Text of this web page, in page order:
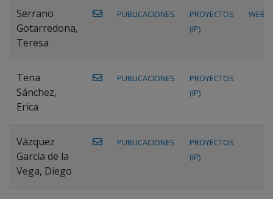
Serrano
Gotarredona,
Teresa
PUBLICACIONES
PROYECTOS
(IP)
WEB
Tena
Sánchez,
Erica
PUBLICACIONES
PROYECTOS
(IP)
Vázquez
García de la
Vega, Diego
PUBLICACIONES
PROYECTOS
(IP)